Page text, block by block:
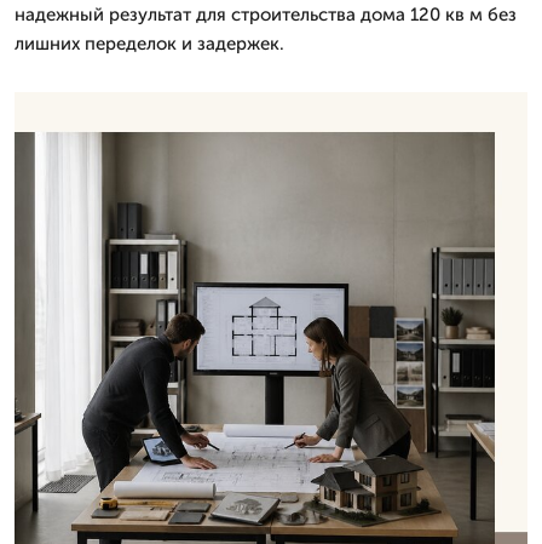
надежный результат для строительства дома 120 кв м без
лишних переделок и задержек.